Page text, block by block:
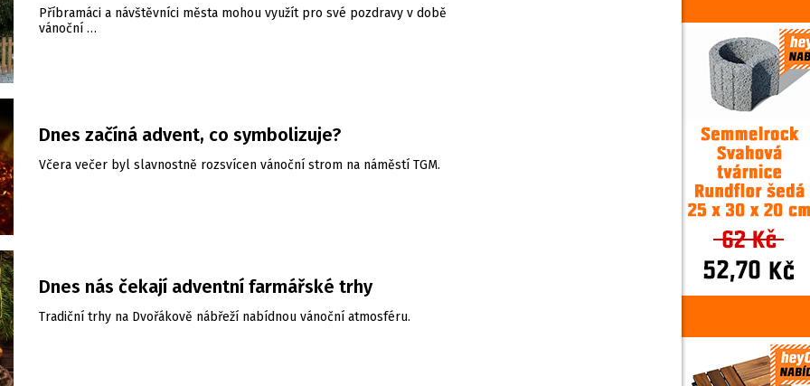
Příbramáci a návštěvníci města mohou využít pro své pozdravy v době
vánoční …
Dnes začíná advent, co symbolizuje?
Včera večer byl slavnostně rozsvícen vánoční strom na náměstí TGM.
Dnes nás čekají adventní farmářské trhy
Tradiční trhy na Dvořákově nábřeží nabídnou vánoční atmosféru.